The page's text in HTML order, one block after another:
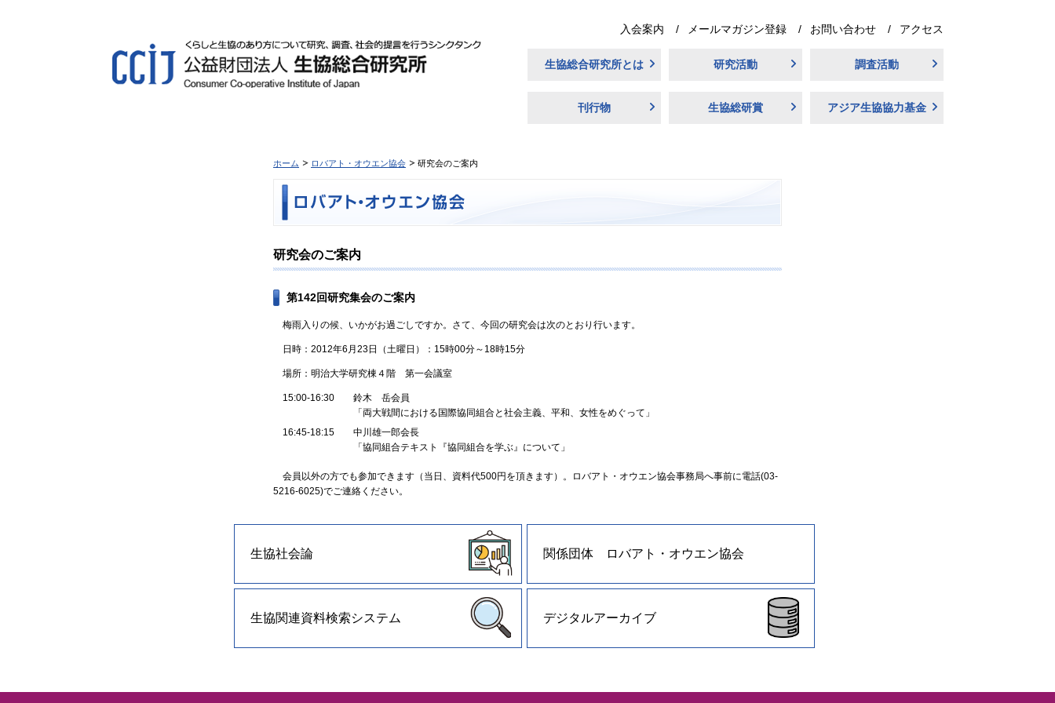
入会案内 メールマガジン登録 お問い合わせ アクセス
生協総合研究所とは 研究活動 調査活動
刊行物 生協総研賞 アジア生協協力基金
ホーム ロバアト・オウエン協会 研究会のご案内
研究会のご案内
第142回研究集会のご案内
梅雨入りの候、いかがお過ごしですか。さて、今回の研究会は次のとおり行います。
日時：2012年6月23日（土曜日）：15時00分～18時15分
場所：明治大学研究棟４階 第一会議室
15:00-16:30
鈴木 岳会員
「両大戦間における国際協同組合と社会主義、平和、女性をめぐって」
16:45-18:15
中川雄一郎会長
「協同組合テキスト『協同組合を学ぶ』について」
会員以外の方でも参加できます（当日、資料代500円を頂きます）。ロバアト・オウエン協会事務局へ事前に電話(03-
5216-6025)でご連絡ください。
生協社会論 関係団体 ロバアト・オウエン協会
生協関連資料検索システム デジタルアーカイブ